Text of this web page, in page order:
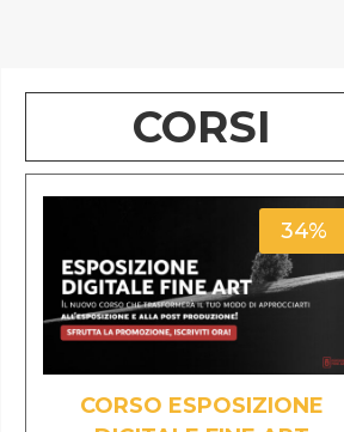
CORSI
34%
CORSO ESPOSIZIONE